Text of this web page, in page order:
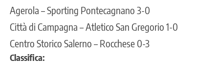
Agerola – Sporting Pontecagnano 3-0
Città di Campagna – Atletico San Gregorio 1-0
Centro Storico Salerno – Rocchese 0-3
Classifica: